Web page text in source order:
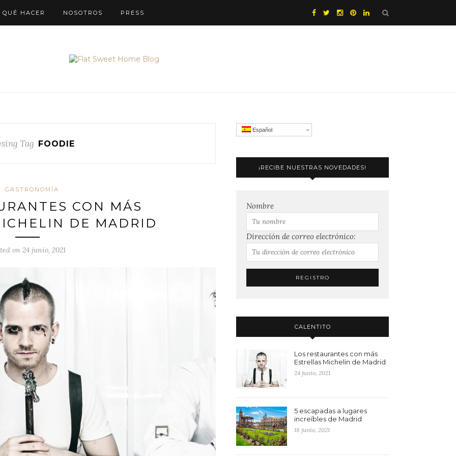
QUÉ HACER NOSOTROS PRESS
Tag FOODIE
GASTRONOMÍA
CON MÁS
DE MADRID
on 24 junio, 2021
Español
¡RECIBE NUESTRAS NOVEDADES!
Nombre
Dirección de correo electrónico:
CALENTITO
Los restaurantes con más
Estrellas Michelin de Madrid
24 junio, 2021
5 escapadas a lugares
increíbles de Madrid
18 junio, 2021